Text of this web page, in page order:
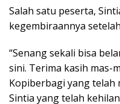
Salah satu peserta,
kegembiraannya
“Senang sekali bisa
sini. Terima kasih mas-
Kopiberbagi yang telah
Sintia yang telah